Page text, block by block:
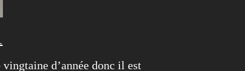
d’année donc il est